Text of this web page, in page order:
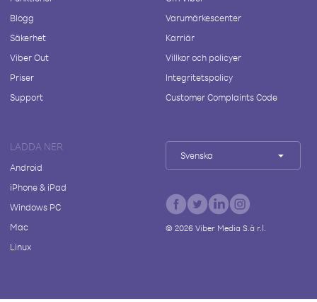
Blogg
Säkerhet
Viber Out
Priser
Support
Varumärkescenter
Karriär
Villkor och policyer
Integritetspolicy
Customer Complaints Code
LADDA NER
Android
iPhone & iPad
Windows PC
Mac
Linux
Svenska
© 2026Viber Media S.à r.l.